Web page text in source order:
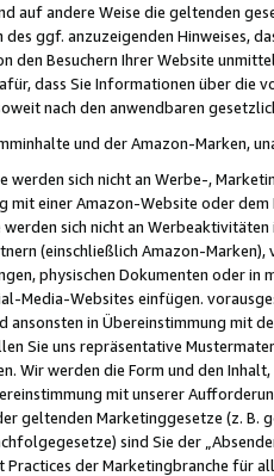
auf andere Weise die geltenden
des ggf. anzuzeigenden Hinweises,
den Besuchern Ihrer Website
dass Sie Informationen über die
nach den anwendbaren
und der Amazon-Marken,
werden sich nicht an Werbe-,
mit einer Amazon-Website oder
sich nicht an
(einschließlich Amazon-
physischen Dokumenten oder in
Media-Websites einfügen.
ansonsten in Übereinstimmung mit
Sie uns repräsentative
Wir werden die Form und den
mit unserer
geltenden Marketinggesetze (z. B.
sind Sie der
Practices der Marketingbranche für